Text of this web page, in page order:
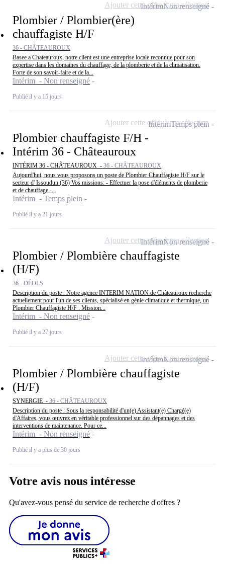
Plombier / Plombier(ère)
chauffagiste H/F
36 - CHÂTEAUROUX
Basee a Chateauroux, notre client est une entreprise locale reconnue pour son
expertise dans les domaines du chauffage, de la plomberie et de la climatisation.
Forte de son savoir-faire et de la...
Intérim - Non renseigné
Publié il y a 15 jours
IntérimNon renseigné
Ajouter cette offre à ma sélection
Plombier chauffagiste F/H -
Intérim 36 - Châteauroux
INTÉRIM 36 - CHÂTEAUROUX - 36 - CHÂTEAUROUX
Aujourd'hui, nous vous proposons un poste de Plombier Chauffagiste H/F sur le
secteur d' Issoudun (36) Vos missions: - Effectuer la pose d'éléments de plomberie
et de chauffage -...
Intérim - Temps plein
Publié il y a 21 jours
IntérimTemps plein
Ajouter cette offre à ma sélection
Plombier / Plombière chauffagiste
(H/F)
36 - DÉOLS
Description du poste : Notre agence INTERIM NATION de Châteauroux recherche
actuellement pour l'un de ses clients, spécialisé en génie climatique et thermique, un
Plombier Chauffagiste H/F . Mission...
Intérim - Non renseigné
Publié il y a 27 jours
IntérimNon renseigné
Ajouter cette offre à ma sélection
Plombier / Plombière chauffagiste
(H/F)
SYNERGIE - 36 - CHÂTEAUROUX
Description du poste : Sous la responsabilité d'un(e) Assistant(e) Chargé(e)
d'Affaires, vous œuvrez en véritable professionnel sur des dépannages et des
interventions de maintenance. Pour ce...
Intérim - Non renseigné
Publié il y a plus de 30 jours
IntérimNon renseigné
Ajouter cette offre à ma sélection
Votre avis nous intéresse
Qu'avez-vous pensé du service de recherche d'offres ?